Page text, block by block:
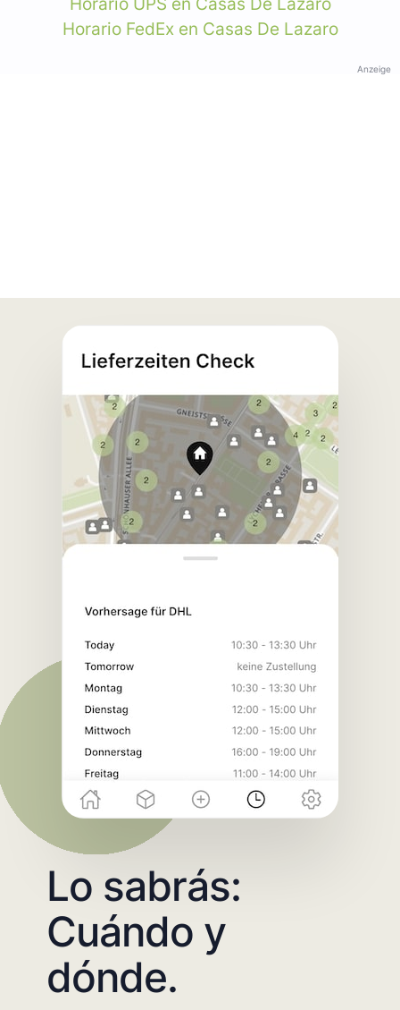
Horario FedEx en Casas De Lazaro
Anzeige
Lo sabrás:
Cuándo y
dónde.